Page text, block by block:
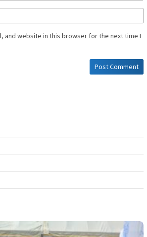
and website in this browser for the next time I